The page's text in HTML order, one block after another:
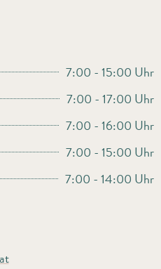
7:00 - 15:00 Uhr
7:00 - 17:00 Uhr
7:00 - 16:00 Uhr
7:00 - 15:00 Uhr
7:00 - 14:00 Uhr